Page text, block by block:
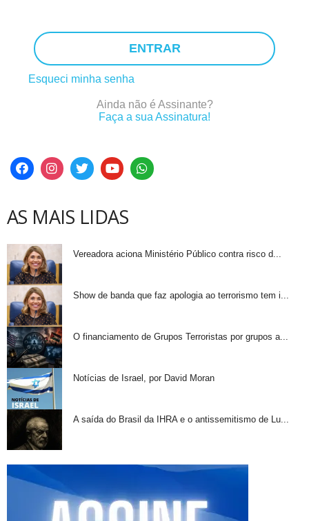
ENTRAR
Esqueci minha senha
Ainda não é Assinante?
Faça a sua Assinatura!
AS MAIS LIDAS
Vereadora aciona Ministério Público contra risco d...
Show de banda que faz apologia ao terrorismo tem i...
O financiamento de Grupos Terroristas por grupos a...
Notícias de Israel, por David Moran
A saída do Brasil da IHRA e o antissemitismo de Lu...